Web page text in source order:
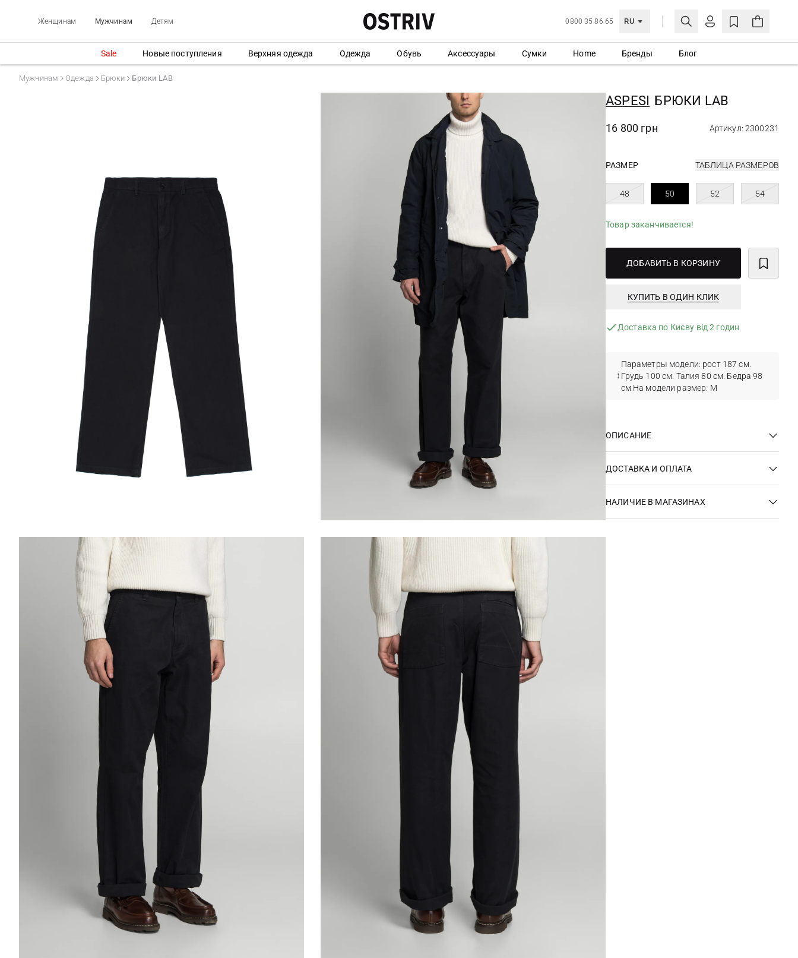
Женщинам Мужчинам Детям 0800 35 86 65 RU
ЛИЧНЫЙ КАБИНЕТ
СОЗДАТЬ УЧЕТНУЮ ЗАПИСЬ
Sale Новые поступления Верхняя одежда Одежда Обувь Аксессуары Сумки Home Бренды Блог
Мужчинам Одежда Брюки Брюки LAB
ASPESI БРЮКИ LAB
16 800 грн Артикул: 2300231
РАЗМЕР ТАБЛИЦА РАЗМЕРОВ
48 50 52 54
Товар заканчивается!
ДОБАВИТЬ В КОРЗИНУ
КУПИТЬ В ОДИН КЛИК
Доставка по Києву від 2 годин
Параметры модели: рост 187 см.
Грудь 100 см. Талия 80 см. Бедра 98
см На модели размер: M
ОПИСАНИЕ
ДОСТАВКА И ОПЛАТА
НАЛИЧИЕ В МАГАЗИНАХ